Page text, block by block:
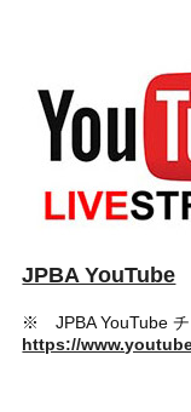
JPBA YouTube
※ JPBA YouTube チ
https://